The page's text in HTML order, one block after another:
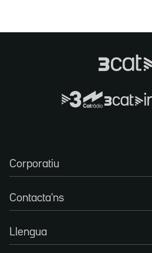
Corporatiu
Contacta'ns
Llengua